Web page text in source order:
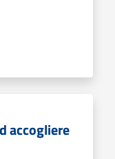
accogliere